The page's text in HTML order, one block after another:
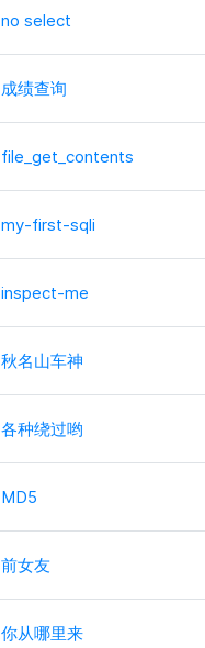
no select
成绩查询
file_get_contents
my-first-sqli
inspect-me
秋名山车神
各种绕过哟
MD5
前女友
你从哪里来